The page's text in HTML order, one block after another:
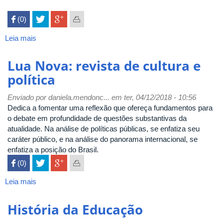
 (0)
Leia mais
de
História
Lua Nova: revista de cultura e
política
Enviado pordaniela.mendonc... em ter, 04/12/2018 - 10:56
Dedica a fomentar uma reflexão que ofereça fundamentos para
o debate em profundidade de questões substantivas da
atualidade. Na análise de políticas públicas, se enfatiza seu
caráter público, e na análise do panorama internacional, se
enfatiza a posição do Brasil.
 (0)
Leia mais
revista
História da Educação